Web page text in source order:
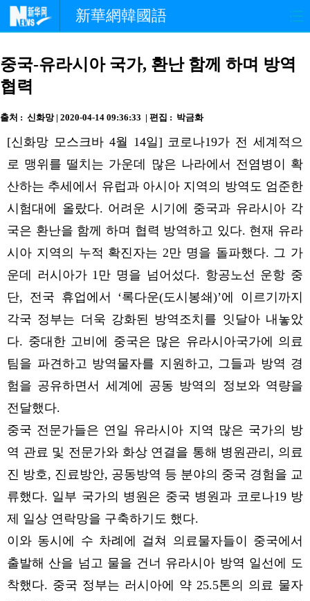
新華網韓國語
중한교류 핫 TV
연예 관광 오피니언
생생 중국어
중국-유라시아 국가, 환난 함께 하며 방역
협력
출처 : 신화망 | 2020-04-14 09:36:33 | 편집 : 박금화
[신화망 모스크바 4월 14일] 코로나19가 전 세계적으
로 맹위를 떨치는 가운데 많은 나라에서 전염병이 확
산하는 추세에서 유럽과 아시아 지역의 방역도 엄준한
시험대에 올랐다. 어려운 시기에 중국과 유라시아 각
국은 환난을 함께 하며 협력 방역하고 있다. 현재 유라
시아 지역의 누적 확진자는 2만 명을 돌파했다. 그 가
운데 러시아가 1만 명을 넘어섰다. 항공노선 운항 중
단, 전국 휴업에서 ‘록다운(도시봉쇄)’에 이르기까지
각국 정부는 더욱 강화된 방역조치를 잇달아 내놓았
다. 중대한 고비에 중국은 많은 유라시아국가에 의료
팀을 파견하고 방역물자를 지원하고, 그들과 방역 경
험을 공유하면서 세계에 공동 방역의 정보와 역량을
전달했다.
중국 전문가들은 연일 유라시아 지역 많은 국가의 방
역 관료 및 전문가와 화상 연결을 통해 병원관리, 의료
진 방호, 진료방안, 공동방역 등 분야의 중국 경험을 교
류했다. 일부 국가의 병원은 중국 병원과 코로나19 방
제 일상 연락망을 구축하기도 했다.
이와 동시에 수 차례에 걸쳐 의료물자들이 중국에서
출발해 산을 넘고 물을 건너 유라시아 방역 일선에 도
착했다. 중국 정부는 러시아에 약 25.5톤의 의료 물자